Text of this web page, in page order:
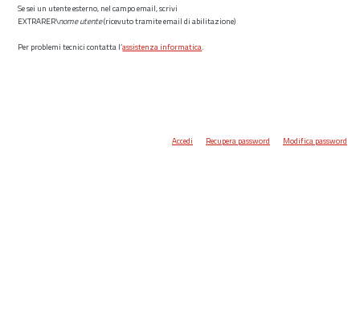
Se sei un utente esterno, nel campo email, scrivi
EXTRARER\nome utente(ricevuto tramite email di abilitazione)
Per problemi tecnici contatta l’assistenza informatica.
Accedi Recupera password Modifica password